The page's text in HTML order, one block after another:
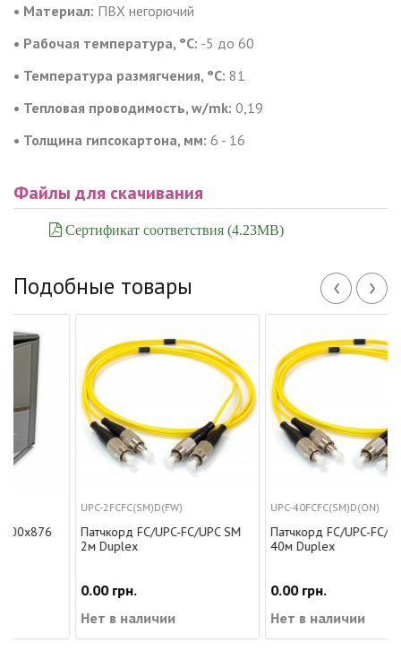
• Материал: ПВХ негорючий
• Рабочая температура, °C: -5 до 60
• Температура размягчения, °C: 81
• Тепловая проводимость, w/mk: 0,19
• Толщина гипсокартона, мм: 6 - 16
Файлы для скачивания
Сертификат соответствия (4.23MB)
Подобные товары ‹ ›
UPC-2FCFC(SM)D(FW)
Патчкорд FC/UPC-FC/UPC SM
2м Duplex
0.00 грн.
Нет в наличии
UPC-40FCFC(SM)D(ON)
Патчкорд FC/UPC-FC/UPC SM
40м Duplex
0.00 грн.
Нет в наличии